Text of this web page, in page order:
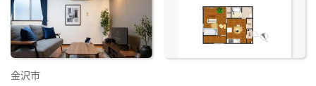
金沢市